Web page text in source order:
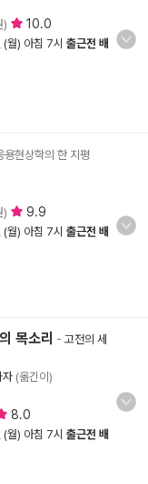
) 10.0
월) 아침 7시 출근전 배
용현상학의 한 지평
) 9.9
월) 아침 7시 출근전 배
목소리 - 고전의 세
자 (옮긴이)
8.0
월) 아침 7시 출근전 배